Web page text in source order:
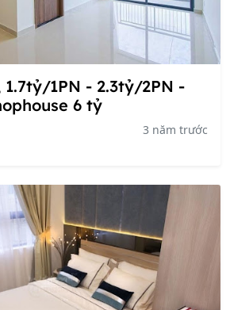
1.7tỷ/1PN - 2.3tỷ/2PN -
6 tỷ
3 năm trước